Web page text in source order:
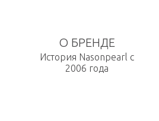
О БРЕНДЕ
История Nasonpearl с
2006 года